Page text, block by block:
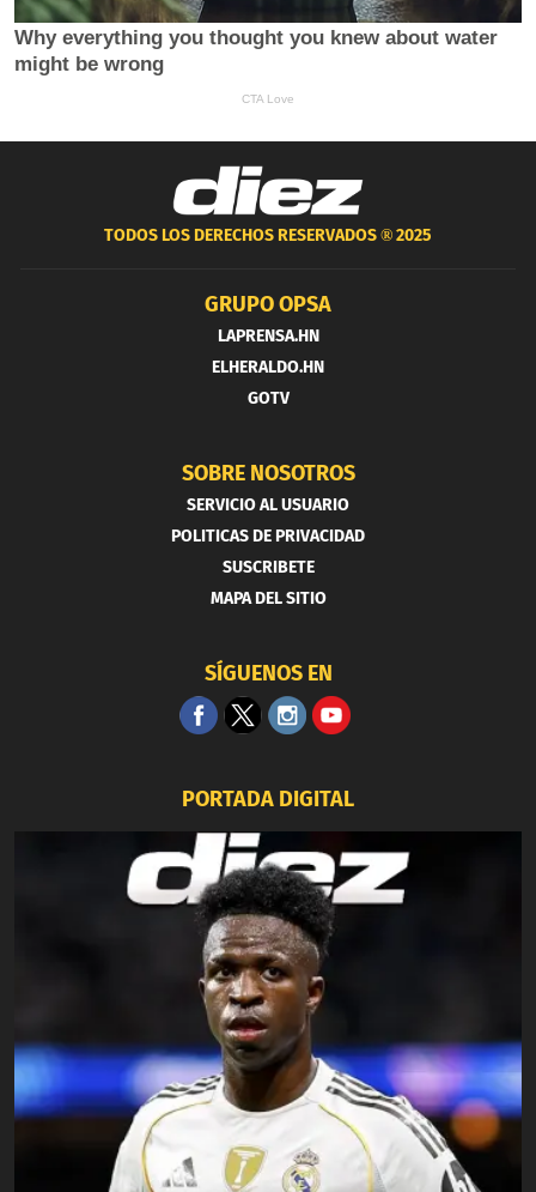
TODOS LOS DERECHOS RESERVADOS ®2025
GRUPO OPSA
LAPRENSA.HN
ELHERALDO.HN
GOTV
SOBRE NOSOTROS
SERVICIO AL USUARIO
POLITICAS DE PRIVACIDAD
SUSCRIBETE
MAPA DEL SITIO
SÍGUENOS EN
PORTADA DIGITAL